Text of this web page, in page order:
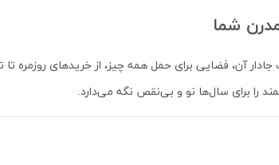
شما
جادار آن، فضایی برای حمل همه چیز، از خریدهای
را برای سال‌ها نو و بی‌نقص نگه می‌دارد.